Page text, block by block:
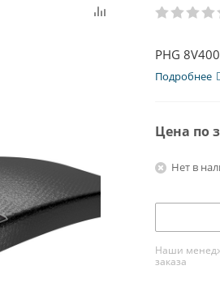
PHG
Подробнее
Цена по
Нет в
Наши
заказа